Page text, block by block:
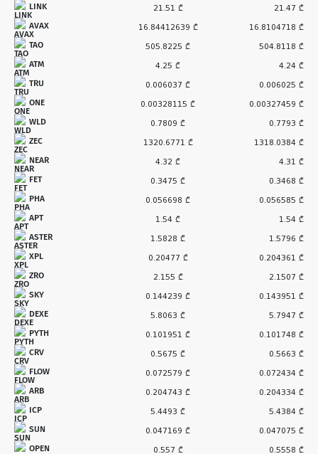
LINK 21.51 ₾ 21.47 ₾
AVAX 16.84412639 ₾ 16.8104718 ₾
TAO 505.8225 ₾ 504.8118 ₾
ATM 4.25 ₾ 4.24 ₾
TRU 0.006037 ₾ 0.006025 ₾
ONE 0.00328115 ₾ 0.00327459 ₾
WLD 0.7809 ₾ 0.7793 ₾
ZEC 1320.6771 ₾ 1318.0384 ₾
NEAR 4.32 ₾ 4.31 ₾
FET 0.3475 ₾ 0.3468 ₾
PHA 0.056698 ₾ 0.056585 ₾
APT 1.54 ₾ 1.54 ₾
ASTER 1.5828 ₾ 1.5796 ₾
XPL 0.20477 ₾ 0.204361 ₾
ZRO 2.155 ₾ 2.1507 ₾
SKY 0.144239 ₾ 0.143951 ₾
DEXE 5.8063 ₾ 5.7947 ₾
PYTH 0.101951 ₾ 0.101748 ₾
CRV 0.5675 ₾ 0.5663 ₾
FLOW 0.072579 ₾ 0.072434 ₾
ARB 0.204743 ₾ 0.204334 ₾
ICP 5.4493 ₾ 5.4384 ₾
SUN 0.047169 ₾ 0.047075 ₾
OPEN 0.557 ₾ 0.5558 ₾